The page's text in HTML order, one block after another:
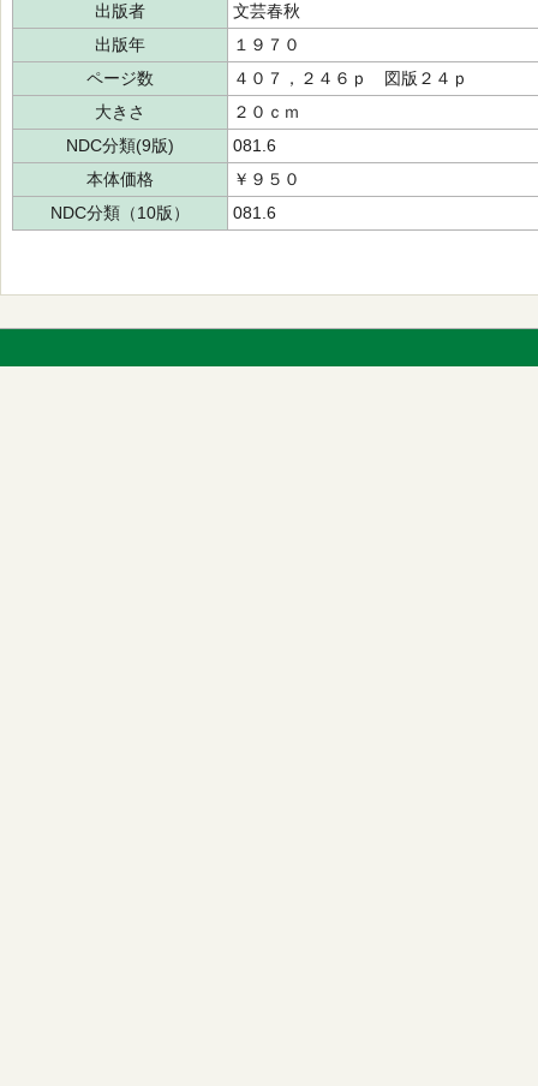
出版者
文芸春秋
出版年
１９７０
ページ数
４０７，２４６ｐ 図版２４ｐ
大きさ
２０ｃｍ
NDC分類(9版)
081.6
本体価格
￥９５０
NDC分類（10版）
081.6